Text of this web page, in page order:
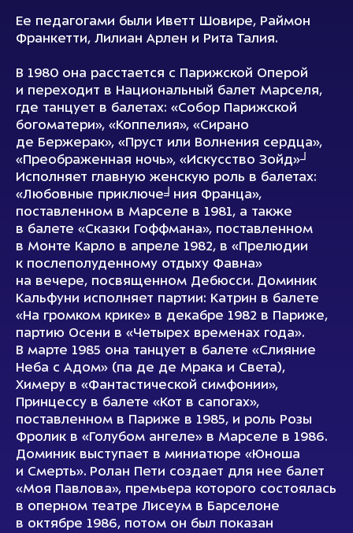
Ее педагогами были Иветт Шовире, Раймон
Франкетти, Лилиан Арлен и Рита Талия.
В 1980 она расстается с Парижской Оперой
и переходит в Национальный балет Марселя,
где танцует в балетах: «Собор Парижской
богоматери», «Коппелия», «Сирано
де Бержерак», «Пруст или Волнения сердца»,
«Преображенная ночь», «Искусство Зойд»┘
Исполняет главную женскую роль в балетах:
«Любовные приключе╛ния Франца»,
поставленном в Марселе в 1981, а также
в балете «Сказки Гоффмана», поставленном
в Монте Карло в апреле 1982, в «Прелюдии
к послеполуденному отдыху Фавна»
на вечере, посвященном Дебюсси. Доминик
Кальфуни исполняет партии: Катрин в балете
«На громком крике» в декабре 1982 в Париже,
партию Осени в «Четырех временах года».
В марте 1985 она танцует в балете «Слияние
Неба с Адом» (па де де Мрака и Света),
Химеру в «Фантастической симфонии»,
Принцессу в балете «Кот в сапогах»,
поставленном в Париже в 1985, и роль Розы
Фролик в «Голубом ангеле» в Марселе в 1986.
Доминик выступает в миниатюре «Юноша
и Смерть». Ролан Пети создает для нее балет
«Моя Павлова», премьера которого состоялась
в оперном театре Лисеум в Барселоне
в октябре 1986, потом он был показан